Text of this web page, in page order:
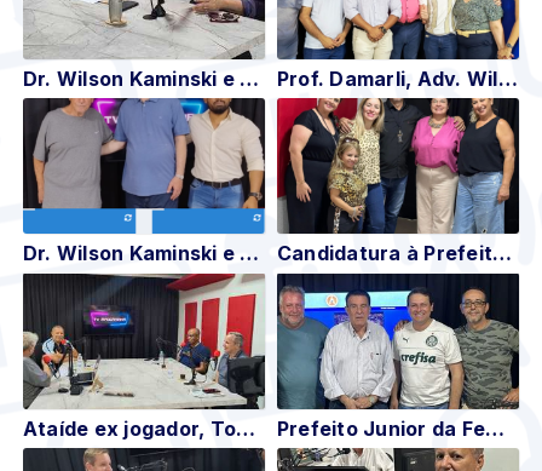
Dr. Wilson Kaminski e Dr. Petronio Cardoso Prof. Damarli, Adv. Wilson Kaminski, Psi.Diego Bilatti, Psi.Alison Veronez e os jovens Thais Correia, Dante Guarnieri.
Dr. Wilson Kaminski e Psicólogo Diego Bilatti Candidatura à Prefeita Jane Reis sua Vice Ana Paula Zardo e as candidatas Telma Lima , Damarli.
Ataíde ex jogador, Toninho diretor e treinador Apucarana sport, Rau César jornalista esportivo Prefeito Junior da Femac